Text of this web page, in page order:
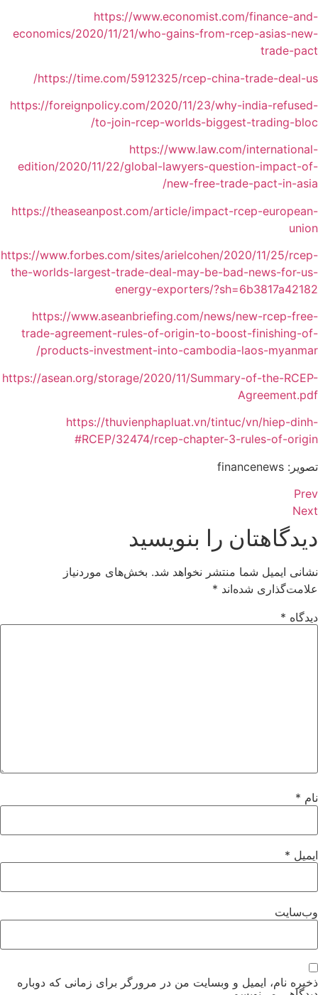
https://www.economist.com/finance-and-
economics/2020/11/21/who-gains-from-rcep-asias-new-
trade-pact
https://time.com/5912325/rcep-china-trade-deal-us/
https://foreignpolicy.com/2020/11/23/why-india-refused-
to-join-rcep-worlds-biggest-trading-bloc/
https://www.law.com/international-
edition/2020/11/22/global-lawyers-question-impact-of-
new-free-trade-pact-in-asia/
https://theaseanpost.com/article/impact-rcep-european-
union
https://www.forbes.com/sites/arielcohen/2020/11/25/rcep-
the-worlds-largest-trade-deal-may-be-bad-news-for-us-
energy-exporters/?sh=6b3817a42182
https://www.aseanbriefing.com/news/new-rcep-free-
trade-agreement-rules-of-origin-to-boost-finishing-of-
products-investment-into-cambodia-laos-myanmar/
https://asean.org/storage/2020/11/Summary-of-the-RCEP-
Agreement.pdf
https://thuvienphapluat.vn/tintuc/vn/hiep-dinh-
RCEP/32474/rcep-chapter-3-rules-of-origin#
تصویر: financenews
Prev
Next
دیدگاهتان را بنویسید
نشانی ایمیل شما منتشر نخواهد شد. بخش‌های موردنیاز
علامت‌گذاری شده‌اند *
دیدگاه *
نام *
ایمیل *
وب‌سایت
ذخیره نام، ایمیل و وبسایت من در مرورگر برای زمانی که دوباره